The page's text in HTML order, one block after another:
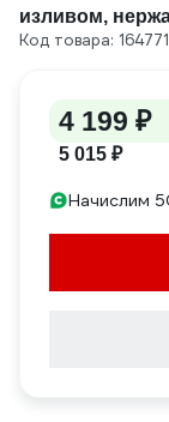
изливом,
Код товара:
4 199 ₽
5 015 ₽
Начислим